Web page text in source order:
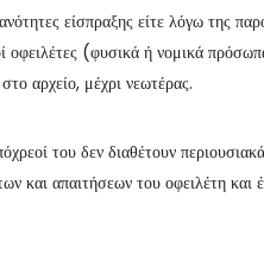
είσπραξης είτε λόγω της
οφειλέτες (φυσικά ή νομικά
αρχείο, μέχρι νεωτέρας.
του δεν διαθέτουν
και απαιτήσεων του οφειλέτη και